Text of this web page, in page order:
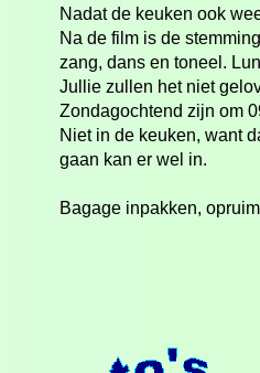
Nadat de keuken ook
Na de film is de
zang, dans en toneel.
Jullie zullen het niet
Zondagochtend zijn om
Niet in de keuken, want
gaan kan er wel in.
Bagage inpakken,